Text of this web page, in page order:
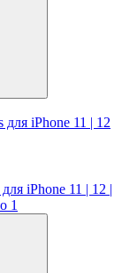
для iPhone 11 | 12